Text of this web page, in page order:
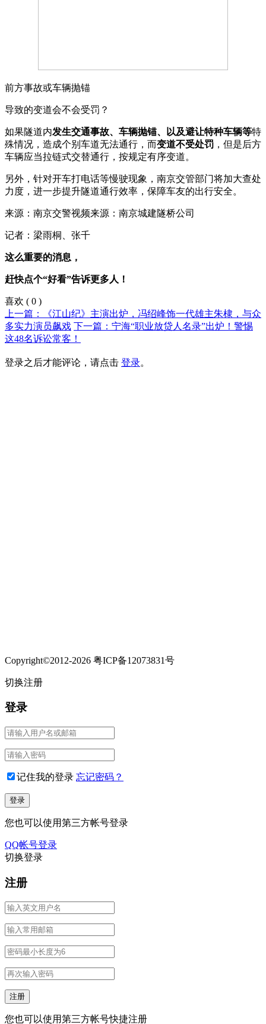
前方事故或车辆抛锚
导致的变道会不会受罚？
如果隧道内发生交通事故、车辆抛锚、以及避让特种车辆等特
殊情况，造成个别车道无法通行，而变道不受处罚 ，但是后方
车辆应当拉链式交替通行，按规定有序变道。
另外，针对开车打电话等慢驶现象，南京交管部门将加大查处
力度，进一步提升隧道通行效率，保障车友的出行安全。
来源：南京交警视频来源：南京城建隧桥公司
记者：梁雨桐、张千
这么重要的消息，
赶快点个“好看”告诉更多人！
喜欢 ( 0 )
上一篇：《江山纪》主演出炉，冯绍峰饰一代雄主朱棣，与众
多实力演员飙戏 下一篇：宁海“职业放贷人名录”出炉！警惕
这48名诉讼常客！
登录之后才能评论，请点击 登录。
Copyright©2012-2026 粤ICP备12073831号
切换注册
登录
记住我的登录 忘记密码？
您也可以使用第三方帐号登录
QQ帐号登录
切换登录
注册
您也可以使用第三方帐号快捷注册